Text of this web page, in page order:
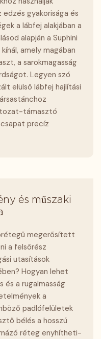
gyakorisága és
a lábfej alakjában a
alapján a Suphini
amely magában
a sarokmagasság
Legyen szó
elülső lábfej hajlítási
támasztó
precíz
és műszaki
megerősített
a felsőrész
utasítások
Hogyan lehet
a rugalmasság
a
padlófelületek
bélés a hosszú
réteg enyhítheti-